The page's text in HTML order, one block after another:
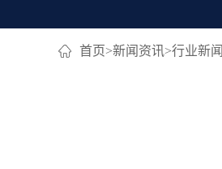
首页>新闻资讯>行业新闻